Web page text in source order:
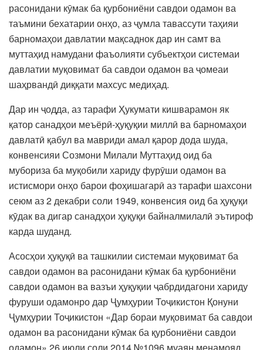
расонидани кӯмак ба қурбониёни савдои одамон ва
таъмини бехатарии онҳо, аз ҷумла тавассути таҳияи
барномаҳои давлатии мақсаднок дар ин самт ва
муттаҳид намудани фаъолияти субъектҳои системаи
давлатии муқовимат ба савдои одамон ва ҷомеаи
шаҳрвандӣ диққати махсус медиҳад.
Дар ин ҷодда, аз тарафи Ҳукумати кишварамон як
қатор санадҳои меъёрӣ-ҳуқуқии миллӣ ва барномаҳои
давлатӣ қабул ва мавриди амал қарор дода шуда,
конвенсияи Созмони Милали Муттаҳид оид ба
мубориза ба муқобили хариду фурӯши одамон ва
истисмори онҳо барои фоҳишагарӣ аз тарафи шахсони
сеюм аз 2 декабри соли 1949, конвенсия оид ба ҳуқуқи
кӯдак ва дигар санадҳои ҳуқуқи байналмилалӣ эътироф
карда шуданд.
Асосҳои ҳуқуқӣ ва ташкилии системаи муқовимат ба
савдои одамон ва расонидани кӯмак ба қурбониёни
савдои одамон ва вазъи ҳуқуқии ҷабрдидагони хариду
фуруши одамонро дар Ҷумҳурии Тоҷикистон Қонуни
Ҷумҳурии Тоҷикистон «Дар бораи муқовимат ба савдои
одамон ва расонидани кӯмак ба қурбониёни савдои
одамон» 26 июли соли 2014 №1096 муаян менамояд.